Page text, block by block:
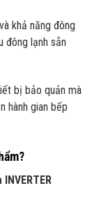
khả năng đông
đông lạnh sẵn
bị bảo quản mà
hành gian bếp